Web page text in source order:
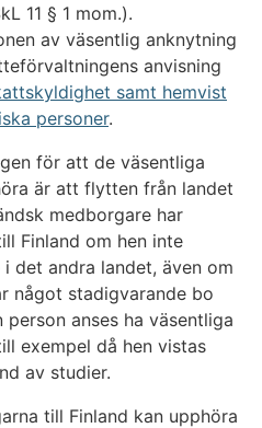
11 § 1 mom.).
av väsentlig anknytning
anvisning
samt hemvist
personer.
för att de väsentliga
är att flytten från landet
medborgare har
Finland om hen inte
det andra landet, även om
något stadigvarande bo
anses ha väsentliga
exempel då hen vistas
av studier.
till Finland kan upphöra